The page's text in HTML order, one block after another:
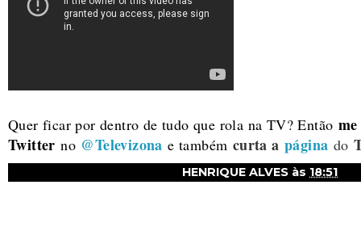
Quer ficar por dentro de tudo que rola na TV? Então
Twitter no @Televizona e também curta apágina do
HENRIQUE ALVES às 18:51